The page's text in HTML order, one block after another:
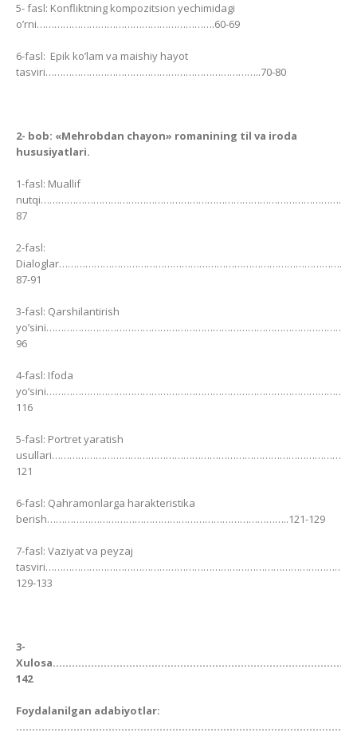
5- fasl: Konfliktning kompozitsion yechimidagi
o’rni…………………………………………………….60-69
6-fasl: Epik ko’lam va maishiy hayot
tasviri………………………………………………………………..70-80
2- bob: «Mehrobdan chayon» romanining til va iroda
hususiyatlari.
1-fasl: Muallif
87
2-fasl:
87-91
3-fasl: Qarshilantirish
96
4-fasl: Ifoda
116
5-fasl: Portret yaratish
121
6-fasl: Qahramonlarga harakteristika
berish………………………………………………………………………..121-129
7-fasl: Vaziyat va peyzaj
tasviri……………………………………………………………………………………………
129-133
3-
142
Foydalanilgan adabiyotlar: